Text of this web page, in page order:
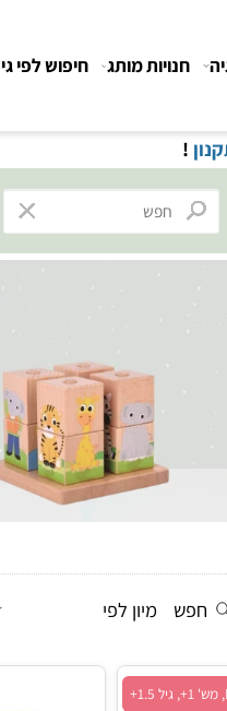
חנויות מותג חיפוש לפי גיל